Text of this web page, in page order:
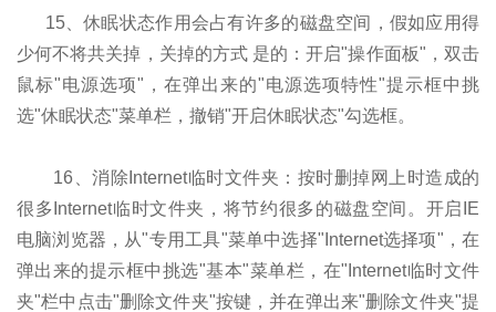
15、休眠状态作用会占有许多的磁盘空间，假如应用得
少何不将共关掉，关掉的方式 是的：开启"操作面板"，双击
鼠标"电源选项"，在弹出来的"电源选项特性"提示框中挑
选"休眠状态"菜单栏，撤销"开启休眠状态"勾选框。
16、消除Internet临时文件夹：按时删掉网上时造成的
很多Internet临时文件夹，将节约很多的磁盘空间。开启IE
电脑浏览器，从"专用工具"菜单中选择"Internet选择项"，在
弹出来的提示框中挑选"基本"菜单栏，在"Internet临时文件
夹"栏中点击"删除文件夹"按键，并在弹出来"删除文件夹"提